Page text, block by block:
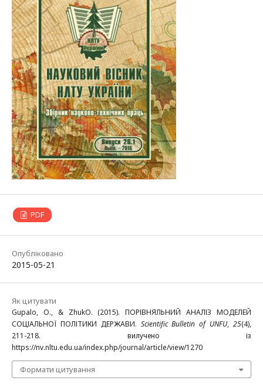
PDF
Опубліковано
2015-05-21
Як цитувати
Gupalo, O., & ZhukО. (2015). ПОРІВНЯЛЬНИЙ АНАЛІЗ МОДЕЛЕЙ
СОЦІАЛЬНОЇ ПОЛІТИКИ ДЕРЖАВИ. Scientific Bulletin of UNFU,25(4),
211-218. вилучено із
https://nv.nltu.edu.ua/index.php/journal/article/view/1270
Формати цитування